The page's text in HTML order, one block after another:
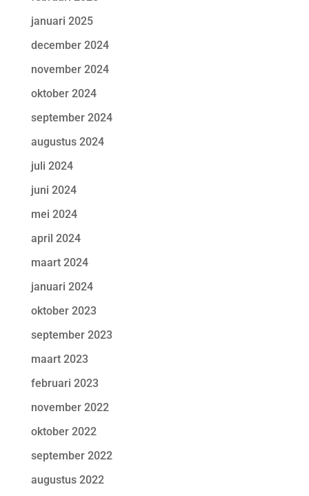
januari 2025
december 2024
november 2024
oktober 2024
september 2024
augustus 2024
juli 2024
juni 2024
mei 2024
april 2024
maart 2024
januari 2024
oktober 2023
september 2023
maart 2023
februari 2023
november 2022
oktober 2022
september 2022
augustus 2022